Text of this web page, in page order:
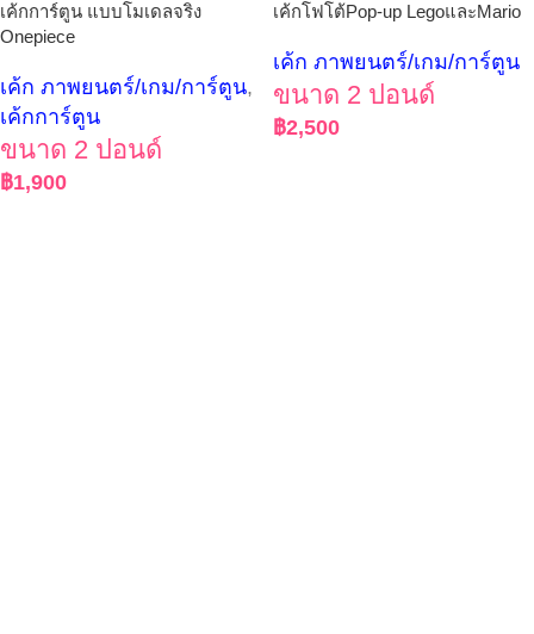
เค้กการ์ตูน แบบโมเดลจริง
Onepiece
เค้ก ภาพยนตร์/เกม/การ์ตูน,
เค้กการ์ตูน
ขนาด 2 ปอนด์
฿1,900
เค้กโฟโต้Pop-up LegoและMario
เค้ก ภาพยนตร์/เกม/การ์ตูน
ขนาด 2 ปอนด์
฿2,500